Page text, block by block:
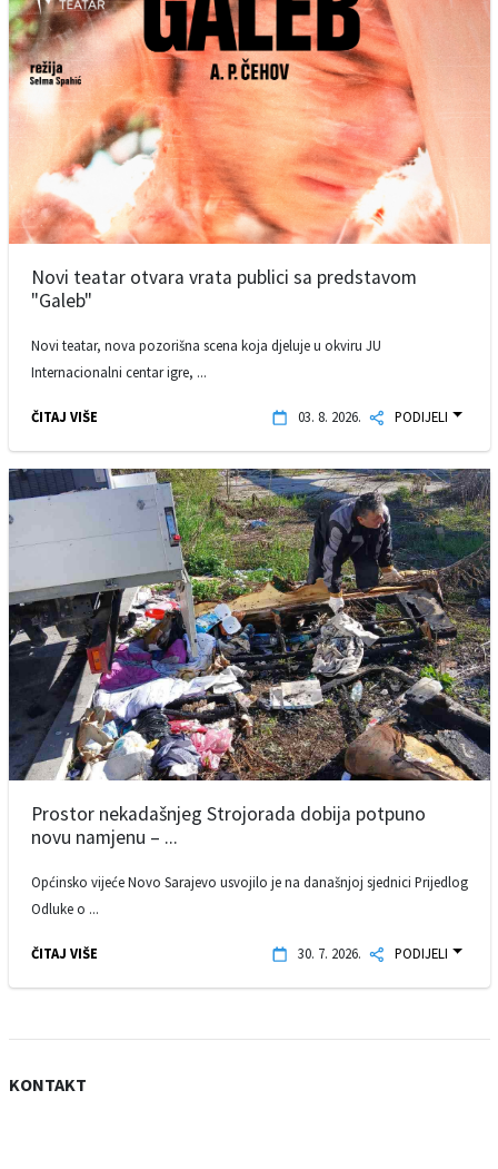
Novi teatar otvara vrata publici sa predstavom
"Galeb"
Novi teatar, nova pozorišna scena koja djeluje u okviru JU
Internacionalni centar igre, ...
ČITAJ VIŠE 03. 8. 2026. PODIJELI
Prostor nekadašnjeg Strojorada dobija potpuno
novu namjenu – ...
Općinsko vijeće Novo Sarajevo usvojilo je na današnjoj sjednici Prijedlog
Odluke o ...
ČITAJ VIŠE 30. 7. 2026. PODIJELI
KONTAKT